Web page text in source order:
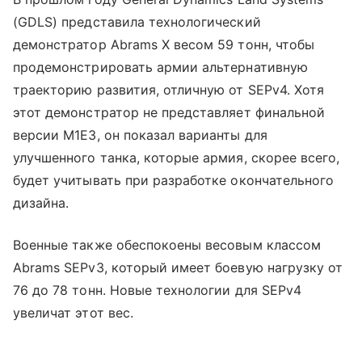
(GDLS) представила технологический
демонстратор Abrams X весом 59 тонн, чтобы
продемонстрировать армии альтернативную
траекторию развития, отличную от SEPv4. Хотя
этот демонстратор не представляет финальной
версии M1E3, он показал варианты для
улучшенного танка, которые армия, скорее всего,
будет учитывать при разработке окончательного
дизайна.
Военные также обеспокоены весовым классом
Abrams SEPv3, который имеет боевую нагрузку от
76 до 78 тонн. Новые технологии для SEPv4
увеличат этот вес.